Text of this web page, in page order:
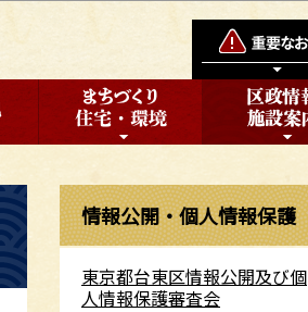
情報公開・個人情報保護
東京都台東区情報公開及び個
人情報保護審査会